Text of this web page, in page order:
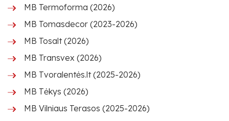
MB Termoforma (2026)
MB Tomasdecor (2023-2026)
MB Tosalt (2026)
MB Transvex (2026)
MB Tvoralentės.lt (2025-2026)
MB Tėkys (2026)
MB Vilniaus Terasos (2025-2026)